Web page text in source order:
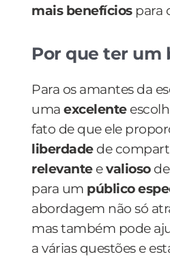
mais benefíciospara
Por que ter um
Para os amantes da
umaexcelente
fato de que ele
liberdade de
relevanteevalioso
para um público
abordagem não só
mas também pode
a várias questões e